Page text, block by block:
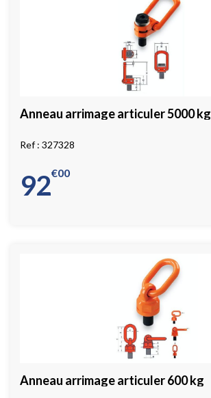
Anneau arrimage articuler 5000 kg
327328
92 00
€
Anneau arrimage articuler 600 kg